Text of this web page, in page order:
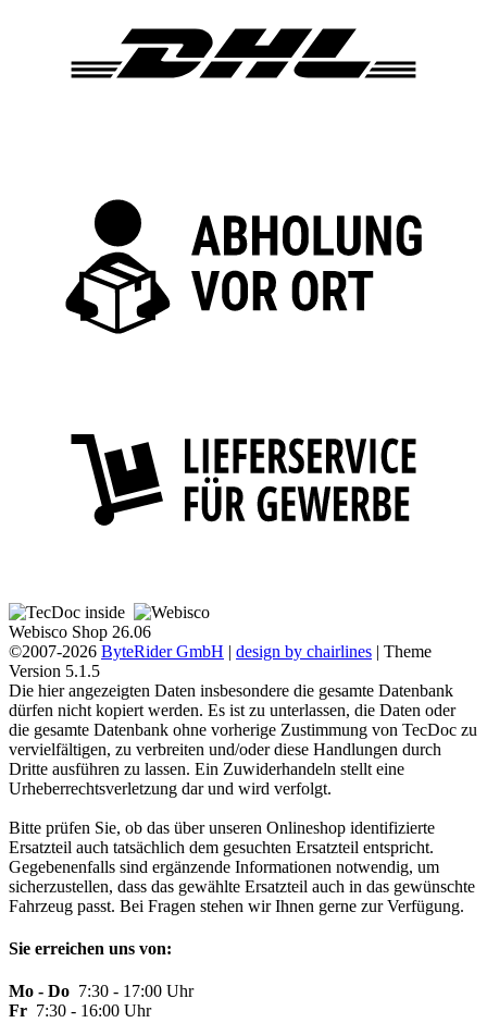
Webisco Shop 26.06
©2007-2026 ByteRider GmbH | design by chairlines | Theme
Version 5.1.5
Die hier angezeigten Daten insbesondere die gesamte Datenbank
dürfen nicht kopiert werden. Es ist zu unterlassen, die Daten oder
die gesamte Datenbank ohne vorherige Zustimmung von TecDoc zu
vervielfältigen, zu verbreiten und/oder diese Handlungen durch
Dritte ausführen zu lassen. Ein Zuwiderhandeln stellt eine
Urheberrechtsverletzung dar und wird verfolgt.
Bitte prüfen Sie, ob das über unseren Onlineshop identifizierte
Ersatzteil auch tatsächlich dem gesuchten Ersatzteil entspricht.
Gegebenenfalls sind ergänzende Informationen notwendig, um
sicherzustellen, dass das gewählte Ersatzteil auch in das gewünschte
Fahrzeug passt. Bei Fragen stehen wir Ihnen gerne zur Verfügung.
Sie erreichen uns von:
Mo - Do 7:30 - 17:00 Uhr
Fr 7:30 - 16:00 Uhr